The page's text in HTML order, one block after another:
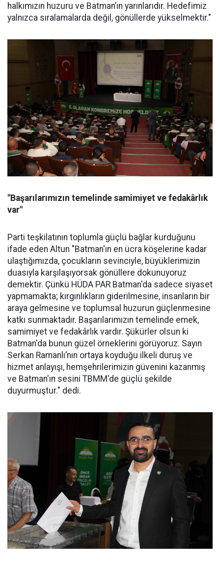
halkımızın huzuru ve Batman’ın yarınlarıdır. Hedefimiz
yalnızca sıralamalarda değil, gönüllerde yükselmektir."
"Başarılarımızın temelinde samimiyet ve fedakârlık
var"
Parti teşkilatının toplumla güçlü bağlar kurduğunu
ifade eden Altun "Batman'ın en ücra köşelerine kadar
ulaştığımızda, çocukların sevinciyle, büyüklerimizin
duasıyla karşılaşıyorsak gönüllere dokunuyoruz
demektir. Çünkü HÜDA PAR Batman'da sadece siyaset
yapmamakta; kırgınlıkların giderilmesine, insanların bir
araya gelmesine ve toplumsal huzurun güçlenmesine
katkı sunmaktadır. Başarılarımızın temelinde emek,
samimiyet ve fedakârlık vardır. Şükürler olsun ki
Batman'da bunun güzel örneklerini görüyoruz. Sayın
Serkan Ramanlı’nın ortaya koyduğu ilkeli duruş ve
hizmet anlayışı, hemşehrilerimizin güvenini kazanmış
ve Batman'ın sesini TBMM'de güçlü şekilde
duyurmuştur." dedi.